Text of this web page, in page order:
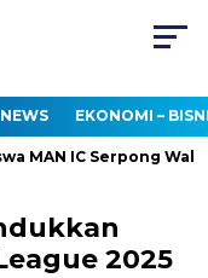
NEWS EKONOMI –
MAN IC Serpong
2025